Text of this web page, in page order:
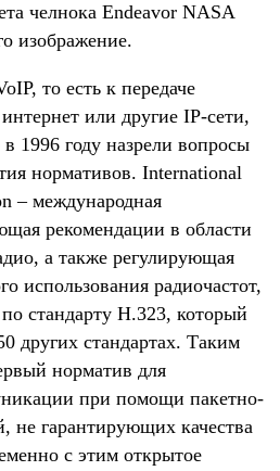
челнока Endeavor NASA
изображение.
то есть к передаче
или другие IP-сети,
1996 году назрели вопросы
нормативов. International
– международная
рекомендации в области
а также регулирующая
использования радиочастот,
стандарту Н.323, который
других стандартах. Таким
норматив для
при помощи пакетно-
не гарантирующих качества
с этим открытое